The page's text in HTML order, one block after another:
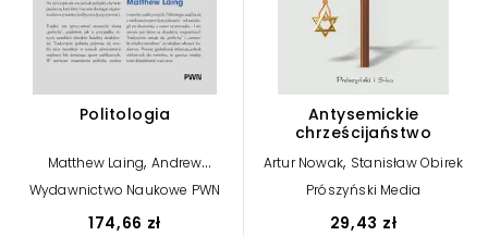
Politologia
Matthew Laing,Andrew
Heywood
Wydawnictwo Naukowe PWN
174,66 zł
Antysemickie
chrześcijaństwo
Artur Nowak, Stanisław Obirek
Prószyński Media
29,43 zł